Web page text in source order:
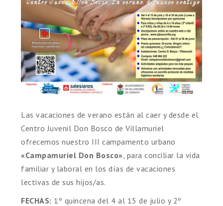
Las vacaciones de verano están al caer y desde el
Centro Juvenil Don Bosco de Villamuriel
ofrecemos nuestro III campamento urbano
«Campamuriel Don Bosco» , para conciliar la vida
familiar y laboral en los días de vacaciones
lectivas de sus hijos/as.
FECHAS: 1º quincena del 4 al 15 de julio y 2º